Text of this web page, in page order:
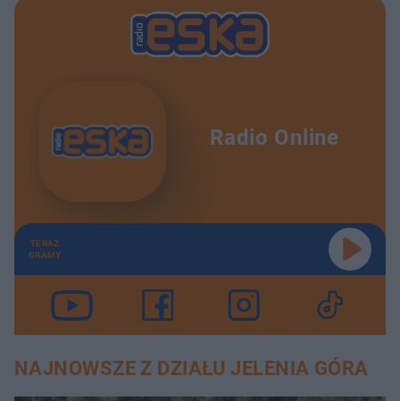
Radio Online
TERAZ
GRAMY
NAJNOWSZE Z DZIAŁU JELENIA GÓRA